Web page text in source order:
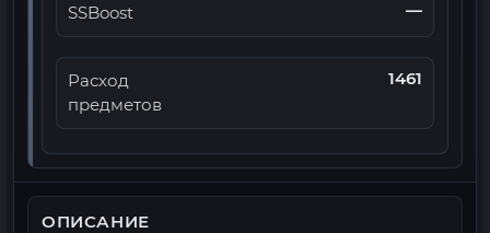
SSBoost —
Расход
предметов
1461
ОПИСАНИЕ